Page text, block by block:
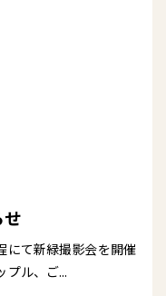
にて新緑撮影会を開催
プル、ご...